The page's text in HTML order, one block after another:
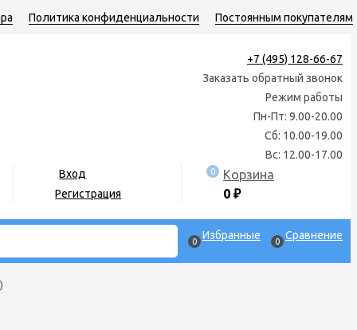
Политика конфиденциальности Постоянным покупателям
+7 (495) 128-66-67
Заказать обратный звонок
Режим работы
Пн-Пт: 9.00-20.00
Сб: 10.00-19.00
Вс: 12.00-17.00
Вход
Регистрация
0
Корзина
0 ₽
0 Избранные 0 Сравнение